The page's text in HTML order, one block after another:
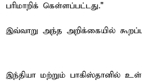
பரிமாறிக் கெள்ளப்பட்டது."
இவ்வாறு அந்த அறிக்கையில்
இந்தியா மற்றும் பாகிஸ்தானில்